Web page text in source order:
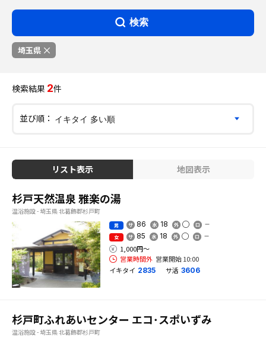
検索
埼玉県
検索結果 2件
並び順：
リスト表示 地図表示
杉戸天然温泉 雅楽の湯
温浴施設 - 埼玉県 北葛飾郡杉戸町
男 86 18
女 85 18
1,000円〜
営業時間外 営業開始 10:00
イキタイ 2835 サ活 3606
杉戸町ふれあいセンター エコ･スポいずみ
温浴施設 - 埼玉県 北葛飾郡杉戸町